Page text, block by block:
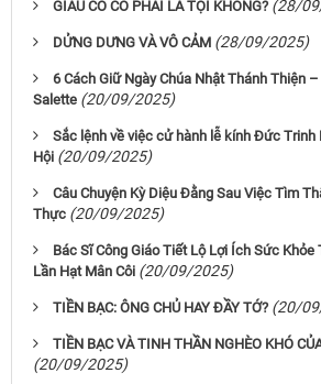
GIÀU CÓ CÓ PHẢI LÀ TỘI KHÔNG? (28/
DỬNG DƯNG VÀ VÔ CẢM (28/09/2025)
6 Cách Giữ Ngày Chúa Nhật Thánh Thiện
Salette (20/09/2025)
Sắc lệnh về việc cử hành lễ kính Đức Trinh
Hội (20/09/2025)
Câu Chuyện Kỳ Diệu Đằng Sau Việc Tìm
Thực (20/09/2025)
Bác Sĩ Công Giáo Tiết Lộ Lợi Ích Sức Khỏe
Lần Hạt Mân Côi (20/09/2025)
TIỀN BẠC: ÔNG CHỦ HAY ĐẦY TỚ? (20/
TIỀN BẠC VÀ TINH THẦN NGHÈO KHÓ
(20/09/2025)